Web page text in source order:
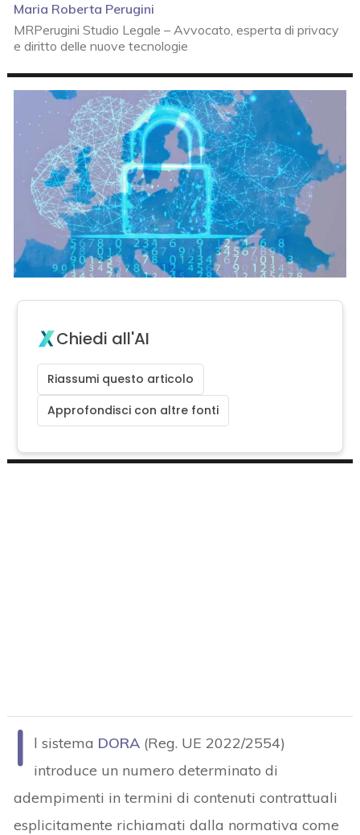
Maria Roberta Perugini
MRPerugini Studio Legale – Avvocato, esperta di privacy
e diritto delle nuove tecnologie
Chiedi all'AI
Riassumi questo articolo
Approfondisci con altre fonti
I l sistema DORA (Reg. UE 2022/2554)
introduce un numero determinato di
adempimenti in termini di contenuti contrattuali
esplicitamente richiamati dalla normativa come